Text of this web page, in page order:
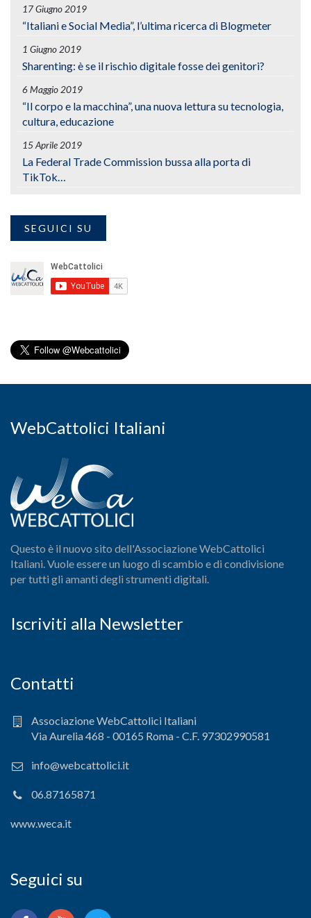
17 Giugno 2019
“Italiani e Social Media”, l’ultima ricerca di Blogmeter
1 Giugno 2019
Sharenting: è se il rischio digitale fosse dei genitori?
6 Maggio 2019
“Il corpo e la macchina”, una nuova lettura su tecnologia,
cultura, educazione
15 Aprile 2019
La Federal Trade Commission bussa alla porta di
TikTok…
SEGUICI SU
WebCattolici Italiani
Questo è il nuovo sito dell'Associazione WebCattolici
Italiani. Vuole essere un luogo di scambio e di condivisione
per tutti gli amanti degli strumenti digitali.
Iscriviti alla Newsletter
Contatti
Associazione WebCattolici Italiani
Via Aurelia 468 - 00165 Roma - C.F. 97302990581
info@webcattolici.it
06.87165871
www.weca.it
Seguici su